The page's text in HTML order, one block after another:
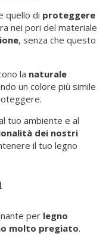
quello di proteggere
nei pori del materiale
, senza che questo
la naturale
un colore più simile
tuo ambiente e al
dei nostri
il tuo legno
per legno
molto pregiato.